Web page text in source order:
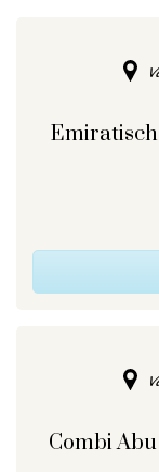
Combi